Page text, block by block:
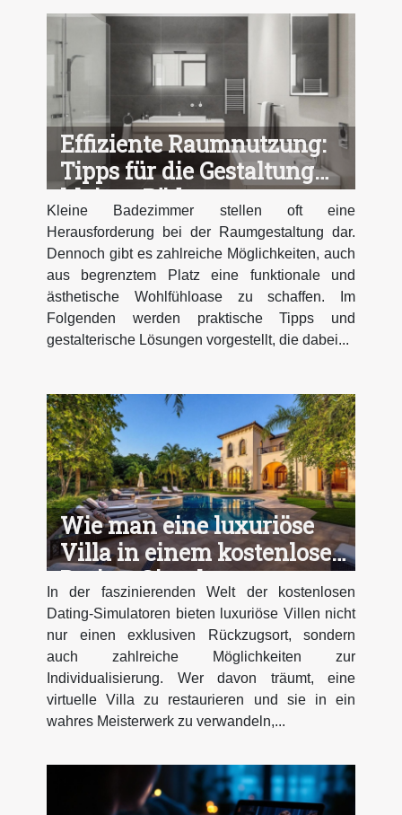
Effiziente Raumnutzung:
Tipps für die Gestaltung
kleiner Bäder
Kleine Badezimmer stellen oft eine
Herausforderung bei der Raumgestaltung dar.
Dennoch gibt es zahlreiche Möglichkeiten, auch
aus begrenztem Platz eine funktionale und
ästhetische Wohlfühloase zu schaffen. Im
Folgenden werden praktische Tipps und
gestalterische Lösungen vorgestellt, die dabei...
Wie man eine luxuriöse
Villa in einem kostenlosen
Dating-Simulator
restauriert
In der faszinierenden Welt der kostenlosen
Dating-Simulatoren bieten luxuriöse Villen nicht
nur einen exklusiven Rückzugsort, sondern
auch zahlreiche Möglichkeiten zur
Individualisierung. Wer davon träumt, eine
virtuelle Villa zu restaurieren und sie in ein
wahres Meisterwerk zu verwandeln,...